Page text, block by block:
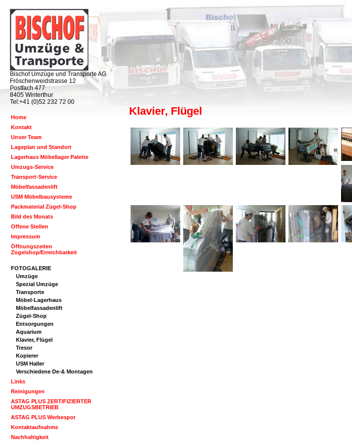
Bischof Umzüge und Transporte AG
Fröschenweidstrasse 12
Postfach 477
8405 Winterthur
Tel:+41 (0)52 232 72 00
Home
Kontakt
Unser Team
Lageplan und Standort
Lagerhaus Möbellager Palette
Umzugs-Service
Transport-Service
Möbelfassadenlift
USM Möbelbausysteme
Packmaterial Zügel-Shop
Bild des Monats
Offene Stellen
Impressum
Öffnungszeiten
Zügelshop/Erreichbarkeit
FOTOGALERIE
Umzüge
Spezial Umzüge
Transporte
Möbel-Lagerhaus
Möbelfassadenlift
Zügel-Shop
Entsorgungen
Aquarium
Klavier, Flügel
Tresor
Kopierer
USM Haller
Verschiedene De-& Montagen
Links
Reinigungen
ASTAG PLUS ZERTIFIZIERTER
UMZUGSBETRIEB
ASTAG PLUS Werbespot
Kontaktaufnahme
Nachhaltigkeit
Klavier, Flügel